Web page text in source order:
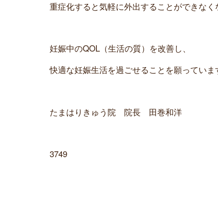
重症化すると気軽に外出することができなく
妊娠中のQOL（生活の質）を改善し、
快適な妊娠生活を過ごせることを願っていま
たまはりきゅう院 院長 田巻和洋
3749